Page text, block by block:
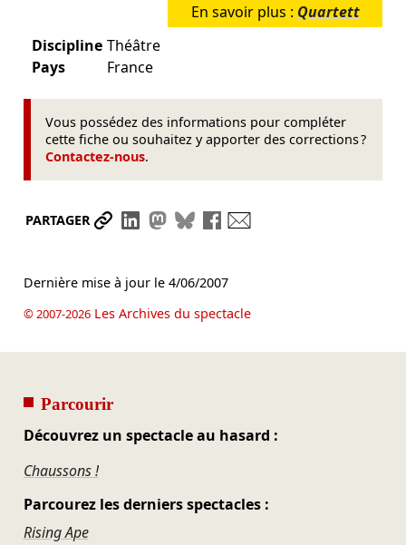
En savoir plus : Quartett
Discipline Théâtre
Pays
France
Vous possédez des informations pour compléter
cette fiche ou souhaitez y apporter des corrections ?
Contactez-nous.
PARTAGER Partager le lien
Partager sur LinkedIn
Partager sur Mastodon
Partager sur Bluesky
Partager sur Facebook
Dernière mise à jour le 4/06/2007
© 2007-2026Les Archives du spectacle
Parcourir
Découvrez un spectacle au hasard :
Chaussons !
Parcourez les derniers spectacles :
Rising Ape